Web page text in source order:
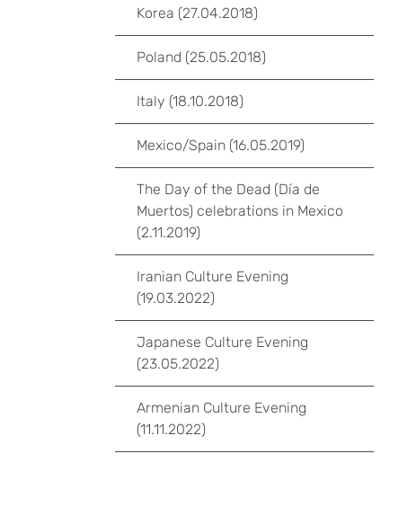
Korea (27.04.2018)
Poland (25.05.2018)
Italy (18.10.2018)
Mexico/Spain (16.05.2019)
The Day of the Dead (Día de
Muertos) celebrations in Mexico
(2.11.2019)
Iranian Culture Evening
(19.03.2022)
Japanese Culture Evening
(23.05.2022)
Armenian Culture Evening
(11.11.2022)